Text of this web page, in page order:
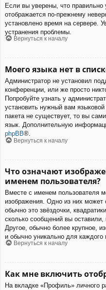
Если вы уверены, что правильно
отображается по-прежнему
установлено время на сервере.
устранения проблемы.
Вернуться к началу
Моего языка нет в
Администратор не установил
конференции, или же просто
Попробуйте узнать у
установить нужный вам языковой
пакета не существует, то вы
язык. Дополнительную
phpBB®.
Вернуться к началу
Что означают
именем пользователя?
Вместе с именем пользователя
изображения. Одно из них может
обычно это звёздочки,
сколько сообщений вы
Другое, обычно более крупное,
и обычно уникально для каждого
Вернуться к началу
Как мне включить
На вкладке «Профиль» личного